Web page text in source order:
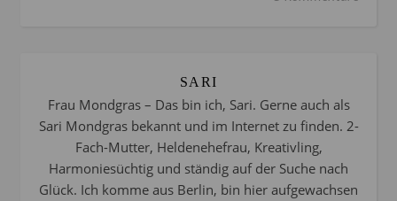
SARI
Frau Mondgras – Das bin ich, Sari. Gerne auch als
Sari Mondgras bekannt und im Internet zu finden. 2-
Fach-Mutter, Heldenehefrau, Kreativling,
Harmoniesüchtig und ständig auf der Suche nach
Glück. Ich komme aus Berlin, bin hier aufgewachsen